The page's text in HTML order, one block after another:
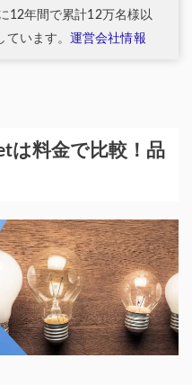
12年間で累計12万名様以
います。 運営会社情報
は料金で比較！品